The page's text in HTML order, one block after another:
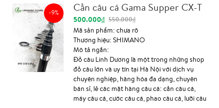
Fv 425- BXT là cần câu chuyên câu lục xa bờ
của hãng Shimano. . Cần câu Shimano này
với mục đích được sản xuất để phù hợp cho
phân khúc tầm trung ,với giá thành rất rẻ
nhưng chất lượng lại không hề thấp chút nào.
Với thân cần được làm bằng cacbon soắn vân
chìm, chống vặn soắn rất tốt. Cần câu
Shimano surf leader Fv 425BX-T với hệ thống
khoen FUJI...
-9% Cần câu cá Gama Supper CX-T
500.000₫ 550.000₫
Mã sản phẩm:chưa rõ
Thương hiệu:SHIMANO
Mô tả ngắn:
Đồ câu Linh Dương là một trong những shop
đồ câu lớn và uy tín tại Hà Nội với dịch vụ
chuyên nghiệp, hàng hóa đa dạng, chuyên
bán sỉ, lẻ các mặt hàng câu cá: cần câu cá,
máy câu cá, cước câu cá, phao câu cá, lưỡi câu